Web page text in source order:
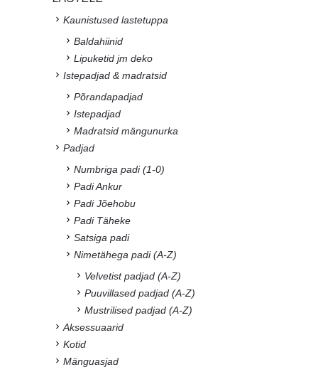
Kaunistused lastetuppa
Baldahiinid
Lipuketid jm deko
Istepadjad & madratsid
Põrandapadjad
Istepadjad
Madratsid mängunurka
Padjad
Numbriga padi (1-0)
Padi Ankur
Padi Jõehobu
Padi Täheke
Satsiga padi
Nimetähega padi (A-Z)
Velvetist padjad (A-Z)
Puuvillased padjad (A-Z)
Mustrilised padjad (A-Z)
Aksessuaarid
Kotid
Mänguasjad